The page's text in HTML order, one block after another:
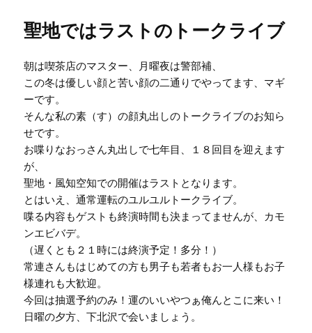
聖地ではラストのトークライブ
朝は喫茶店のマスター、月曜夜は警部補、
この冬は優しい顔と苦い顔の二通りでやってます、マギ
ーです。
そんな私の素（す）の顔丸出しのトークライブのお知ら
せです。
お喋りなおっさん丸出しで七年目、１８回目を迎えます
が、
聖地・風知空知での開催はラストとなります。
とはいえ、通常運転のユルユルトークライブ。
喋る内容もゲストも終演時間も決まってませんが、カモ
ンエビバデ。
（遅くとも２１時には終演予定！多分！）
常連さんもはじめての方も男子も若者もお一人様もお子
様連れも大歓迎。
今回は抽選予約のみ！運のいいやつぁ俺んとこに来い！
日曜の夕方、下北沢で会いましょう。